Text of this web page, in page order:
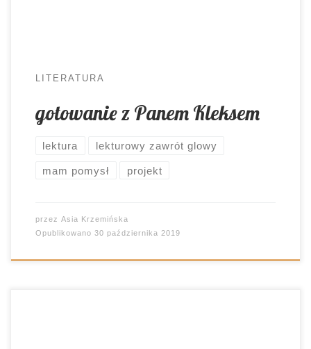
LITERATURA
gotowanie z Panem Kleksem
lektura lekturowy zawrót glowy
mam pomysł projekt
przez Asia Krzemińska
Opublikowano 30 października 2019